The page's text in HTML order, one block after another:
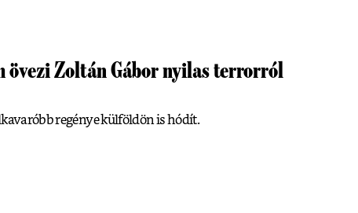
övezi Zoltán Gábor nyilas terrorról
regénye külföldön is hódít.